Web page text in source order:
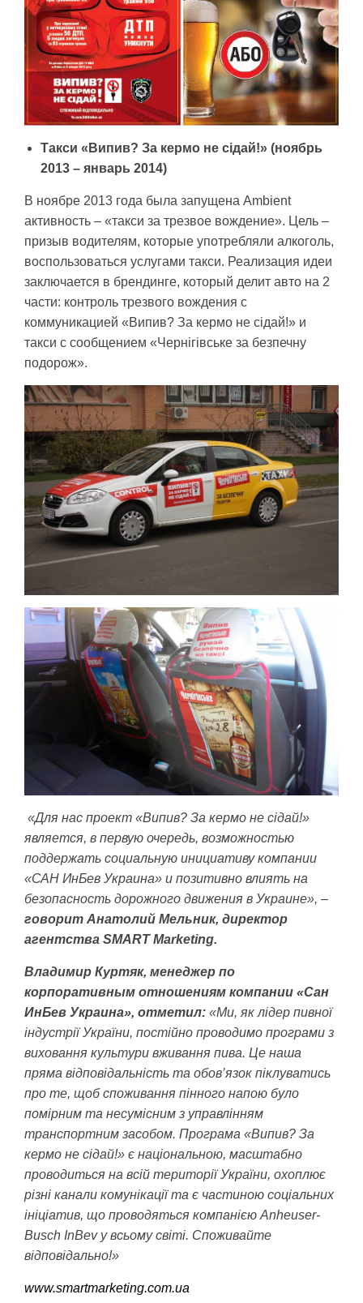
Такси «Випив? За кермо не сідай!» (ноябрь
2013 – январь 2014)
В ноябре 2013 года была запущена Ambient
активность – «такси за трезвое вождение». Цель –
призыв водителям, которые употребляли алкоголь,
воспользоваться услугами такси. Реализация идеи
заключается в брендинге, который делит авто на 2
части: контроль трезвого вождения с
коммуникацией «Випив? За кермо не сідай!» и
такси с сообщением «Чернігівське за безпечну
подорож».
«Для нас проект «Випив? За кермо не сідай!»
является, в первую очередь, возможностью
поддержать социальную инициативу компании
«САН ИнБев Украина» и позитивно влиять на
безопасность дорожного движения в Украине», –
говорит Анатолий Мельник, директор
агентства SMART Marketing.
Владимир Куртяк, менеджер по
корпоративным отношениям компании «Сан
ИнБев Украина», отметил: «Ми, як лідер пивної
індустрії України, постійно проводимо програми з
виховання культури вживання пива. Це наша
пряма відповідальність та обов’язок піклуватись
про те, щоб споживання пінного напою було
помірним та несумісним з управлінням
транспортним засобом. Програма «Випив? За
кермо не сідай!» є національною, масштабно
проводиться на всій території України, охоплює
різні канали комунікації та є частиною соціальних
ініціатив, що проводяться компанією Anheuser-
Busсh InBev у всьому світі. Споживайте
відповідально!»
www.smartmarketing.com.ua